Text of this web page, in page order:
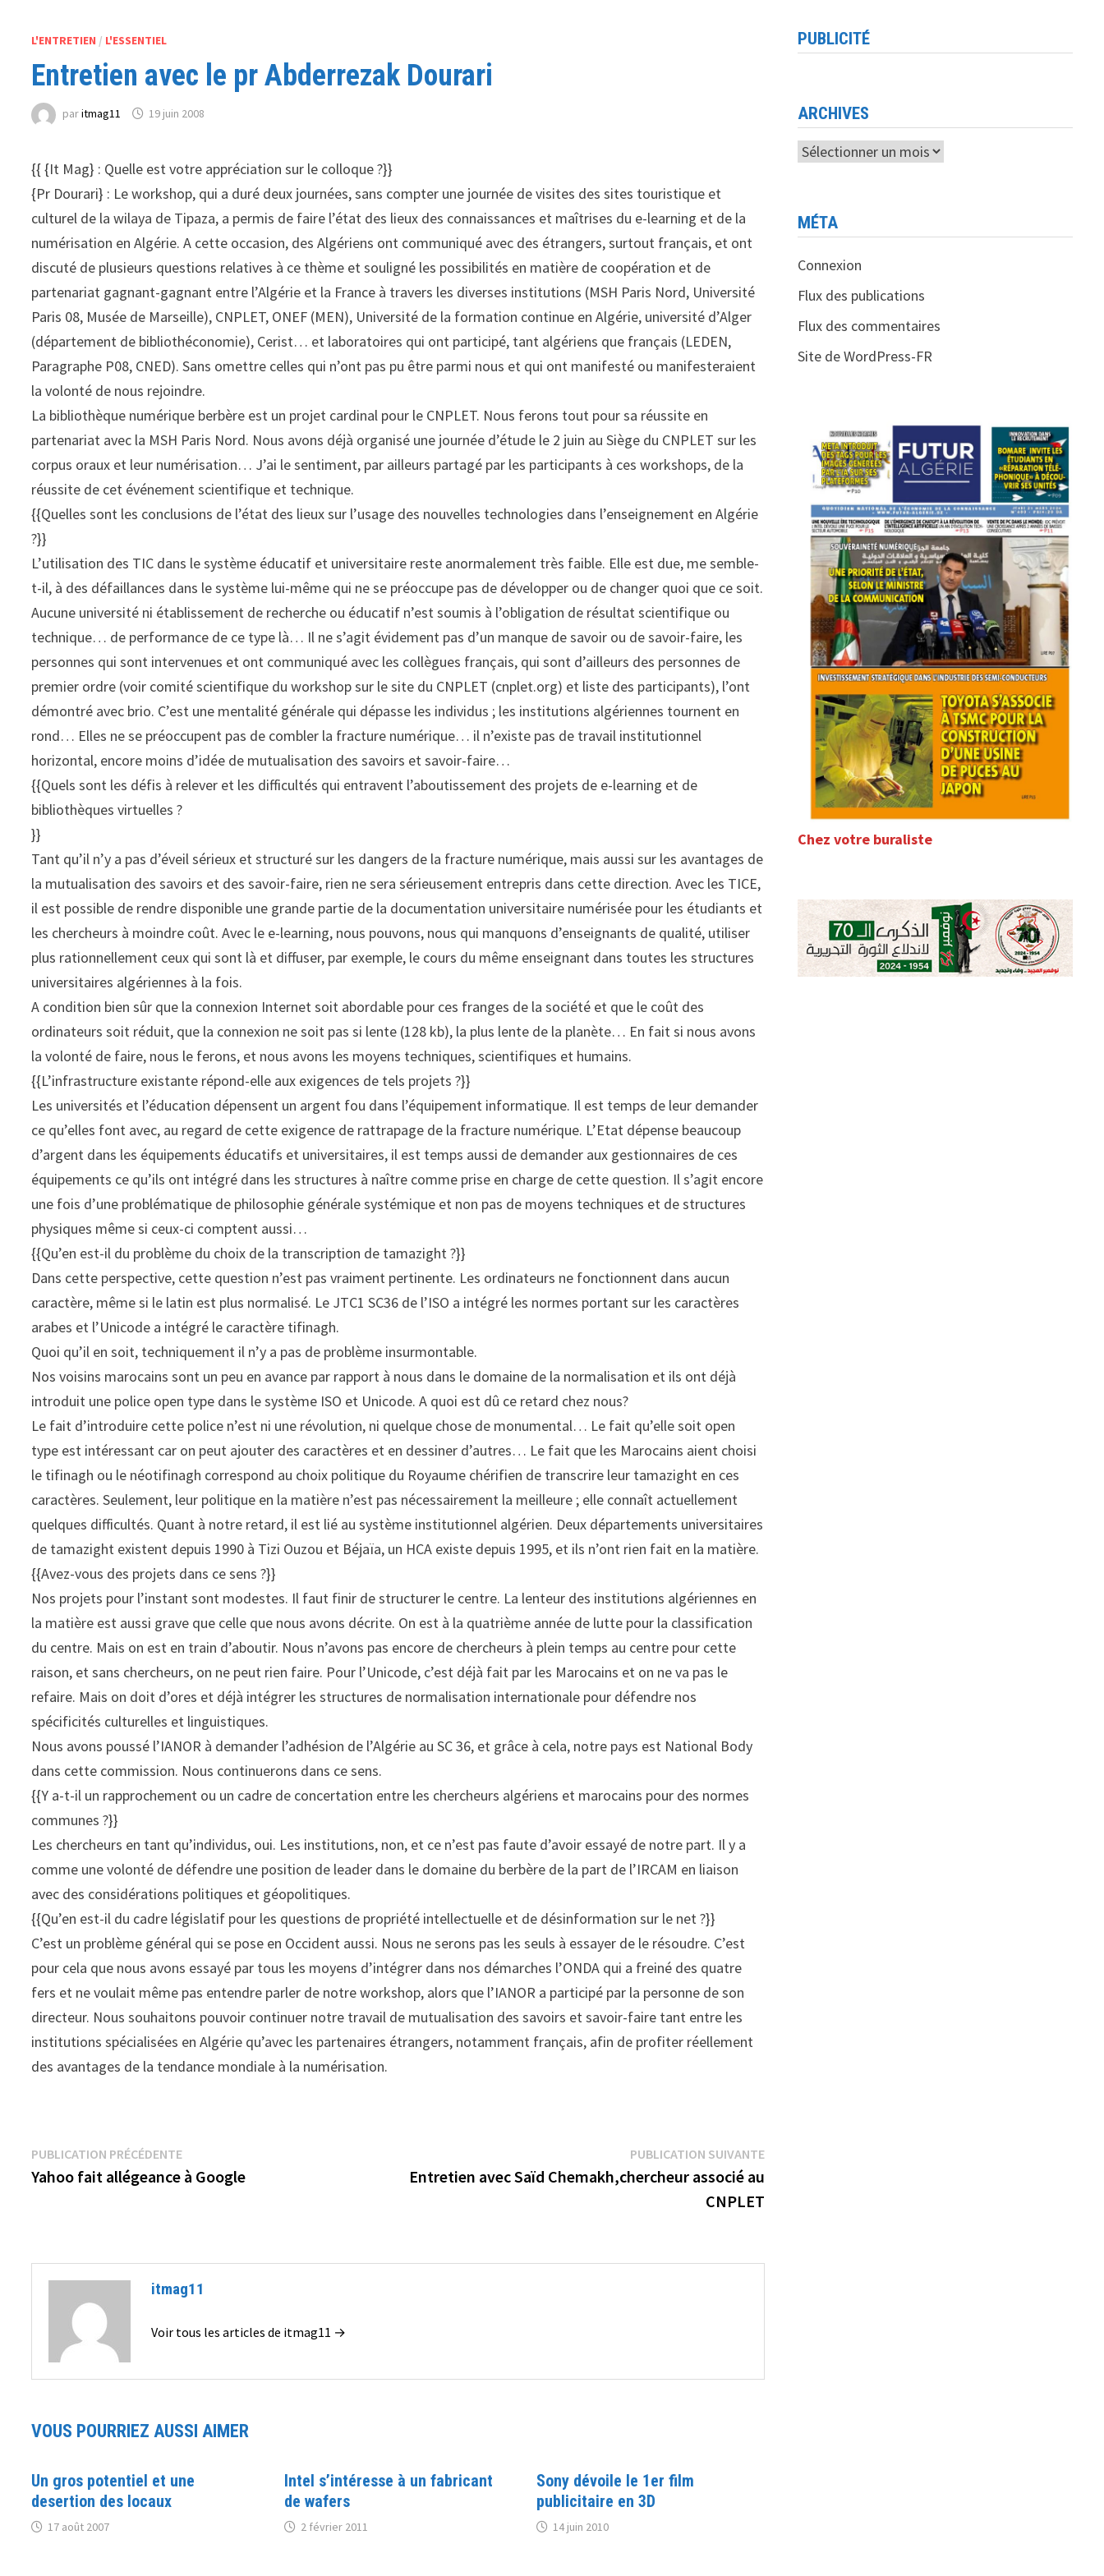
L'ENTRETIEN / L'ESSENTIEL
Entretien avec le pr Abderrezak Dourari
paritmag11 19 juin 2008
{{ {It Mag} : Quelle est votre appréciation sur le colloque ?}}
{Pr Dourari} : Le workshop, qui a duré deux journées, sans compter une journée de visites des sites touristique et
culturel de la wilaya de Tipaza, a permis de faire l’état des lieux des connaissances et maîtrises du e-learning et de la
numérisation en Algérie. A cette occasion, des Algériens ont communiqué avec des étrangers, surtout français, et ont
discuté de plusieurs questions relatives à ce thème et souligné les possibilités en matière de coopération et de
partenariat gagnant-gagnant entre l’Algérie et la France à travers les diverses institutions (MSH Paris Nord, Université
Paris 08, Musée de Marseille), CNPLET, ONEF (MEN), Université de la formation continue en Algérie, université d’Alger
(département de bibliothéconomie), Cerist… et laboratoires qui ont participé, tant algériens que français (LEDEN,
Paragraphe P08, CNED). Sans omettre celles qui n’ont pas pu être parmi nous et qui ont manifesté ou manifesteraient
la volonté de nous rejoindre.
La bibliothèque numérique berbère est un projet cardinal pour le CNPLET. Nous ferons tout pour sa réussite en
partenariat avec la MSH Paris Nord. Nous avons déjà organisé une journée d’étude le 2 juin au Siège du CNPLET sur les
corpus oraux et leur numérisation… J’ai le sentiment, par ailleurs partagé par les participants à ces workshops, de la
réussite de cet événement scientifique et technique.
{{Quelles sont les conclusions de l’état des lieux sur l’usage des nouvelles technologies dans l’enseignement en Algérie
?}}
L’utilisation des TIC dans le système éducatif et universitaire reste anormalement très faible. Elle est due, me semble-
t-il, à des défaillances dans le système lui-même qui ne se préoccupe pas de développer ou de changer quoi que ce soit.
Aucune université ni établissement de recherche ou éducatif n’est soumis à l’obligation de résultat scientifique ou
technique… de performance de ce type là… Il ne s’agit évidement pas d’un manque de savoir ou de savoir-faire, les
personnes qui sont intervenues et ont communiqué avec les collègues français, qui sont d’ailleurs des personnes de
premier ordre (voir comité scientifique du workshop sur le site du CNPLET (cnplet.org) et liste des participants), l’ont
démontré avec brio. C’est une mentalité générale qui dépasse les individus ; les institutions algériennes tournent en
rond… Elles ne se préoccupent pas de combler la fracture numérique… il n’existe pas de travail institutionnel
horizontal, encore moins d’idée de mutualisation des savoirs et savoir-faire…
{{Quels sont les défis à relever et les difficultés qui entravent l’aboutissement des projets de e-learning et de
bibliothèques virtuelles ?
}}
Tant qu’il n’y a pas d’éveil sérieux et structuré sur les dangers de la fracture numérique, mais aussi sur les avantages de
la mutualisation des savoirs et des savoir-faire, rien ne sera sérieusement entrepris dans cette direction. Avec les TICE,
il est possible de rendre disponible une grande partie de la documentation universitaire numérisée pour les étudiants et
les chercheurs à moindre coût. Avec le e-learning, nous pouvons, nous qui manquons d’enseignants de qualité, utiliser
plus rationnellement ceux qui sont là et diffuser, par exemple, le cours du même enseignant dans toutes les structures
universitaires algériennes à la fois.
A condition bien sûr que la connexion Internet soit abordable pour ces franges de la société et que le coût des
ordinateurs soit réduit, que la connexion ne soit pas si lente (128 kb), la plus lente de la planète… En fait si nous avons
la volonté de faire, nous le ferons, et nous avons les moyens techniques, scientifiques et humains.
{{L’infrastructure existante répond-elle aux exigences de tels projets ?}}
Les universités et l’éducation dépensent un argent fou dans l’équipement informatique. Il est temps de leur demander
ce qu’elles font avec, au regard de cette exigence de rattrapage de la fracture numérique. L’Etat dépense beaucoup
d’argent dans les équipements éducatifs et universitaires, il est temps aussi de demander aux gestionnaires de ces
équipements ce qu’ils ont intégré dans les structures à naître comme prise en charge de cette question. Il s’agit encore
une fois d’une problématique de philosophie générale systémique et non pas de moyens techniques et de structures
physiques même si ceux-ci comptent aussi…
{{Qu’en est-il du problème du choix de la transcription de tamazight ?}}
Dans cette perspective, cette question n’est pas vraiment pertinente. Les ordinateurs ne fonctionnent dans aucun
caractère, même si le latin est plus normalisé. Le JTC1 SC36 de l’ISO a intégré les normes portant sur les caractères
arabes et l’Unicode a intégré le caractère tifinagh.
Quoi qu’il en soit, techniquement il n’y a pas de problème insurmontable.
Nos voisins marocains sont un peu en avance par rapport à nous dans le domaine de la normalisation et ils ont déjà
introduit une police open type dans le système ISO et Unicode. A quoi est dû ce retard chez nous?
Le fait d’introduire cette police n’est ni une révolution, ni quelque chose de monumental… Le fait qu’elle soit open
type est intéressant car on peut ajouter des caractères et en dessiner d’autres… Le fait que les Marocains aient choisi
le tifinagh ou le néotifinagh correspond au choix politique du Royaume chérifien de transcrire leur tamazight en ces
caractères. Seulement, leur politique en la matière n’est pas nécessairement la meilleure ; elle connaît actuellement
quelques difficultés. Quant à notre retard, il est lié au système institutionnel algérien. Deux départements universitaires
de tamazight existent depuis 1990 à Tizi Ouzou et Béjaïa, un HCA existe depuis 1995, et ils n’ont rien fait en la matière.
{{Avez-vous des projets dans ce sens ?}}
Nos projets pour l’instant sont modestes. Il faut finir de structurer le centre. La lenteur des institutions algériennes en
la matière est aussi grave que celle que nous avons décrite. On est à la quatrième année de lutte pour la classification
du centre. Mais on est en train d’aboutir. Nous n’avons pas encore de chercheurs à plein temps au centre pour cette
raison, et sans chercheurs, on ne peut rien faire. Pour l’Unicode, c’est déjà fait par les Marocains et on ne va pas le
refaire. Mais on doit d’ores et déjà intégrer les structures de normalisation internationale pour défendre nos
spécificités culturelles et linguistiques.
Nous avons poussé l’IANOR à demander l’adhésion de l’Algérie au SC 36, et grâce à cela, notre pays est National Body
dans cette commission. Nous continuerons dans ce sens.
{{Y a-t-il un rapprochement ou un cadre de concertation entre les chercheurs algériens et marocains pour des normes
communes ?}}
Les chercheurs en tant qu’individus, oui. Les institutions, non, et ce n’est pas faute d’avoir essayé de notre part. Il y a
comme une volonté de défendre une position de leader dans le domaine du berbère de la part de l’IRCAM en liaison
avec des considérations politiques et géopolitiques.
{{Qu’en est-il du cadre législatif pour les questions de propriété intellectuelle et de désinformation sur le net ?}}
C’est un problème général qui se pose en Occident aussi. Nous ne serons pas les seuls à essayer de le résoudre. C’est
pour cela que nous avons essayé par tous les moyens d’intégrer dans nos démarches l’ONDA qui a freiné des quatre
fers et ne voulait même pas entendre parler de notre workshop, alors que l’IANOR a participé par la personne de son
directeur. Nous souhaitons pouvoir continuer notre travail de mutualisation des savoirs et savoir-faire tant entre les
institutions spécialisées en Algérie qu’avec les partenaires étrangers, notamment français, afin de profiter réellement
des avantages de la tendance mondiale à la numérisation.
Navigation
de
PUBLICATION PRÉCÉDENTEPublication
précédente :
Yahoo fait allégeance à Google
PUBLICATION SUIVANTEPublication
suivante :
Entretien avec Saïd Chemakh,chercheur associé au
CNPLET
itmag11
Voir tous les articles de itmag11 →
VOUS POURRIEZ AUSSI AIMER
Un gros potentiel et une
desertion des locaux
17 août 2007
Intel s’intéresse à un fabricant
de wafers
2 février 2011
Sony dévoile le 1er film
publicitaire en 3D
14 juin 2010
PUBLICITÉ
ARCHIVES
Archives
MÉTA
Connexion
Flux des publications
Flux des commentaires
Site de WordPress-FR
Chez votre buraliste